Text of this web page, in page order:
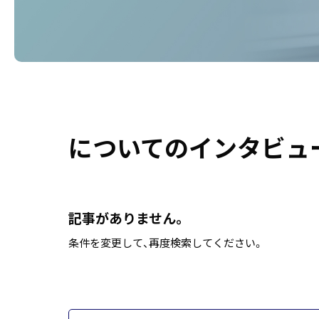
についてのインタビュ
記事がありません。
条件を変更して、再度検索してください。